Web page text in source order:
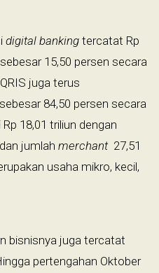
digital banking tercatat Rp
15,50 persen secara
juga terus
84,50 persen secara
18,01 triliun dengan
jumlah merchant 27,51
usaha mikro, kecil,
bisnisnya juga tercatat
pertengahan Oktober